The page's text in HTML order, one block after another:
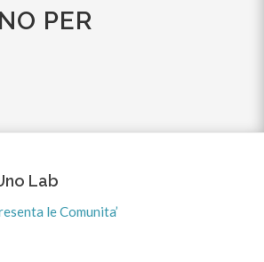
PER
Lab